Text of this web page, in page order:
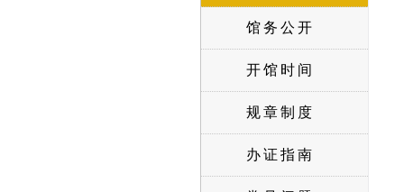
馆务公开
开馆时间
规章制度
办证指南